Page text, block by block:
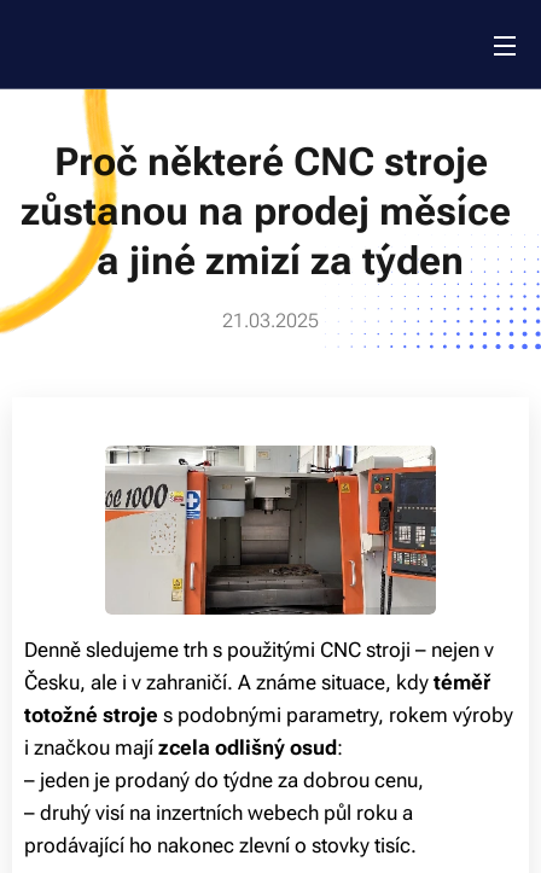
Proč některé CNC stroje
zůstanou na prodej měsíce
a jiné zmizí za týden
21.03.2025
Denně sledujeme trh s použitými CNC stroji – nejen v
Česku, ale i v zahraničí. A známe situace, kdy téměř
totožné stroje s podobnými parametry, rokem výroby
i značkou mají zcela odlišný osud:
– jeden je prodaný do týdne za dobrou cenu,
– druhý visí na inzertních webech půl roku a
prodávající ho nakonec zlevní o stovky tisíc.